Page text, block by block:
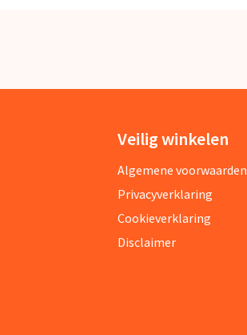
Veilig winkelen
Algemene voorwaarden
Privacyverklaring
Cookieverklaring
Disclaimer